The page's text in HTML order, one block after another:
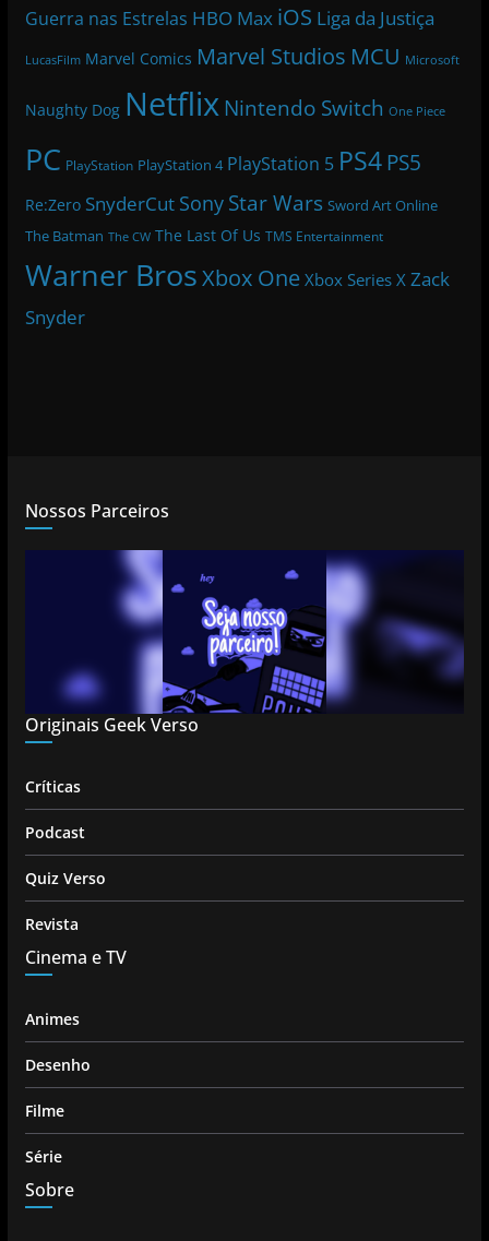
Guerra nas Estrelas HBO Max iOS Liga da Justiça
LucasFilm Marvel Comics Marvel Studios MCU Microsoft
Naughty Dog Netflix Nintendo Switch One Piece
PC PlayStation PlayStation 4 PlayStation 5 PS4 PS5
Re:Zero SnyderCut Sony Star Wars Sword Art Online
The Batman The CW The Last Of Us TMS Entertainment
Warner BrosXbox One Xbox Series X Zack
Snyder
Nossos Parceiros
Originais Geek Verso
Críticas
Podcast
Quiz Verso
Revista
Cinema e TV
Animes
Desenho
Filme
Série
Sobre